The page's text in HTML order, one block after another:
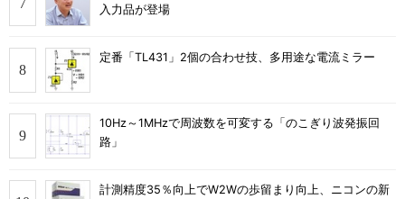
入力品が登場
定番「TL431」2個の合わせ技、多用途な電流ミラー
10Hz～1MHzで周波数を可変する「のこぎり波発振回
路」
計測精度35％向上でW2Wの歩留まり向上、ニコンの新